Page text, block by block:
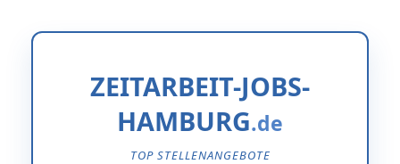
ZEITARBEIT-JOBS-
HAMBURG
TOP STELLENANGEBOTE